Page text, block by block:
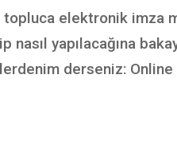
elektronik imza
nasıl yapılacağına
derseniz: